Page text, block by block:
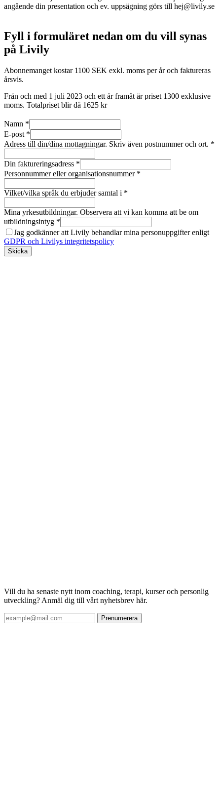
angående din presentation och ev. uppsägning görs till hej@livily.se
Fyll i formuläret nedan om du vill synas
på Livily
Abonnemanget kostar 1100 SEK exkl. moms per år och faktureras
årsvis.
Från och med 1 juli 2023 och ett år framåt är priset 1300 exklusive
moms. Totalpriset blir då 1625 kr
Namn *
E-post *
Adress till din/dina mottagningar. Skriv även postnummer och ort. *
Din faktureringsadress *
Personnummer eller organisationsnummer *
Vilket/vilka språk du erbjuder samtal i *
Mina yrkesutbildningar. Observera att vi kan komma att be om
utbildningsintyg *
Jag godkänner att Livily behandlar mina personuppgifter enligt
GDPR och Livilys integritetspolicy
Skicka
Vill du ha senaste nytt inom coaching, terapi, kurser och personlig
utveckling? Anmäl dig till vårt nyhetsbrev här.